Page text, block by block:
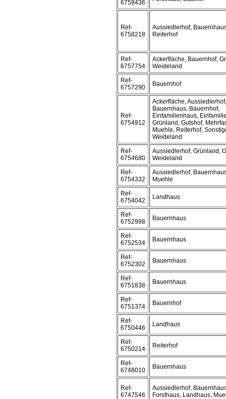
6759436
Ref-
6758218
Aussiedlerhof,
Reiterhof
Ref-
6757754
Ackerfläche, Bauernhof,
Weideland
Ref-
6757290
Bauernhof
Ref-
6754912
Ackerfläche, Aussiedlerhof,
Bauernhaus, Bauernhof,
Einfamilienhaus,
Grünland, Gutshof,
Muehle, Reiterhof,
Weideland
Ref-
6754680
Aussiedlerhof, Grünland,
Weideland
Ref-
6754332
Aussiedlerhof,
Muehle
Ref-
6754042
Landhaus
Ref-
6752998
Bauernhaus
Ref-
6752534
Bauernhaus
Ref-
6752302
Bauernhaus
Ref-
6751838
Bauernhaus
Ref-
6751374
Bauernhof
Ref-
6750446
Landhaus
Ref-
6750214
Reiterhof
Ref-
6748010
Bauernhaus
Ref-
6747546
Aussiedlerhof,
Forsthaus, Landhaus,